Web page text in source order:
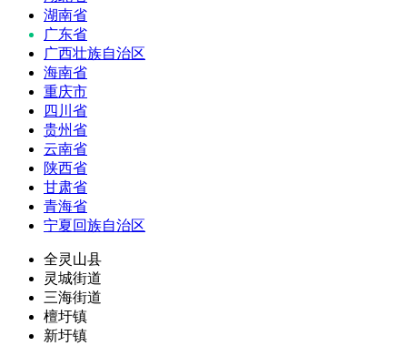
湖南省
广东省
广西壮族自治区
海南省
重庆市
四川省
贵州省
云南省
陕西省
甘肃省
青海省
宁夏回族自治区
全灵山县
灵城街道
三海街道
檀圩镇
新圩镇